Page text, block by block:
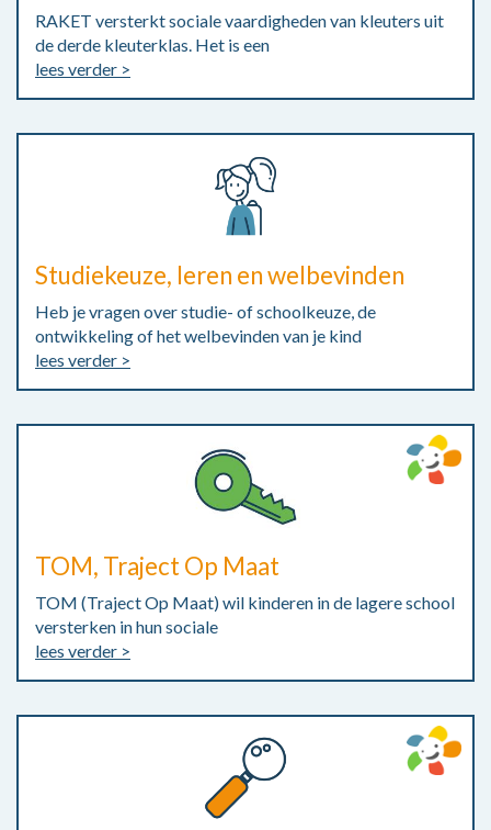
RAKET versterkt sociale vaardigheden van kleuters uit
de derde kleuterklas. Het is een
lees verder >
Studiekeuze, leren en welbevinden
Heb je vragen over studie- of schoolkeuze, de
ontwikkeling of het welbevinden van je kind
lees verder >
TOM, Traject Op Maat
TOM (Traject Op Maat) wil kinderen in de lagere school
versterken in hun sociale
lees verder >